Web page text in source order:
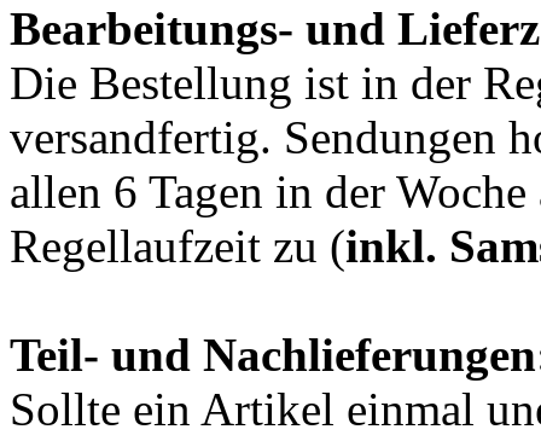
Bearbeitungs- und
Die Bestellung ist in der
versandfertig. Sendungen
allen 6 Tagen in der
Regellaufzeit zu (inkl.
Teil- und
Sollte ein Artikel einmal